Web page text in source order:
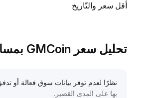
أقل سعر والتّاريخ
تحليل سعر GMCoin بمساعدة TradeGPT
بها على المدى القصير .